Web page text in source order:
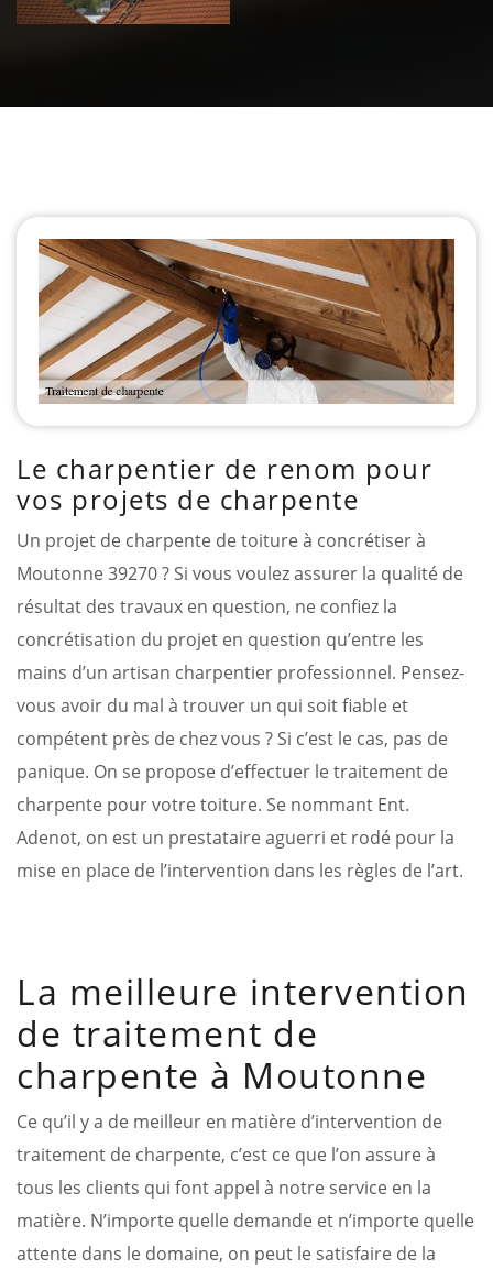
Le charpentier de renom pour
vos projets de charpente
Un projet de charpente de toiture à concrétiser à
Moutonne 39270 ? Si vous voulez assurer la qualité de
résultat des travaux en question, ne confiez la
concrétisation du projet en question qu’entre les
mains d’un artisan charpentier professionnel. Pensez-
vous avoir du mal à trouver un qui soit fiable et
compétent près de chez vous ? Si c’est le cas, pas de
panique. On se propose d’effectuer le traitement de
charpente pour votre toiture. Se nommant Ent.
Adenot, on est un prestataire aguerri et rodé pour la
mise en place de l’intervention dans les règles de l’art.
La meilleure intervention
de traitement de
charpente à Moutonne
Ce qu’il y a de meilleur en matière d’intervention de
traitement de charpente, c’est ce que l’on assure à
tous les clients qui font appel à notre service en la
matière. N’importe quelle demande et n’importe quelle
attente dans le domaine, on peut le satisfaire de la